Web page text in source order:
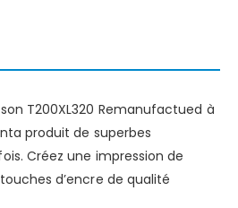
T200XL320 Remanufactued à
produit de superbes
Créez une impression de
d’encre de qualité